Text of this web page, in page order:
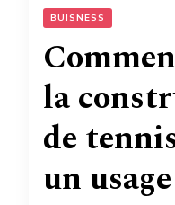
BUISNESS
la
de
un